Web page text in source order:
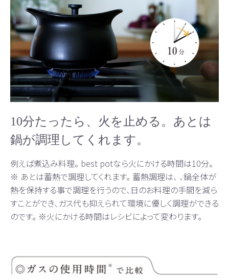
10分たったら、火を止める。あとは
鍋が調理してくれます。
例えば煮込み料理。 best potなら火にかける時間は10分。
※ あとは蓄熱で調理してくれます。 蓄熱調理は、 、鍋全体が
熱を保持する事で調理を行うので、日のお料理の手間を減ら
すことができ、ガス代も抑えられて環境に優しく調理ができる
のです。 ※火にかける時間はレシビによって変わります。